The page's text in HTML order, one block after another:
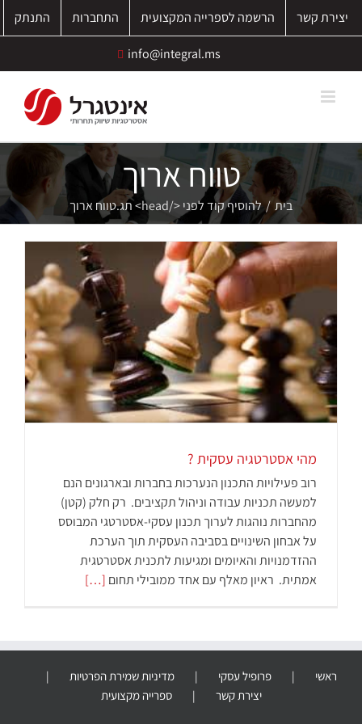
יצירת קשר הרשמה לספרייה המקצועית התחברות התנתק
info@integral.ms
טווח ארוך
בית / להוסיף קוד לפני </head> תג. טווח ארוך
מהי אסטרטגיה עסקית ?
רוב פעילויות התכנון הנערכות בחברות ובארגונים הנם
למעשה תכניות עבודה וניהול תקציבים. רק חלק (קטן)
מהחברות נוהגות לערוך תכנון עסקי-אסטרטגי המבוסס
על אבחון השינויים בסביבה העסקית תוך הערכת
ההזדמנויות והאיומים ומגיעות לתכנית אסטרטגית
אמתית. ראיון מאלף עם אחד ממובילי תחום […]
ראשי פרופיל עסקי
מדיניות שמירת הפרטיות
יצירת קשר
ספרייה מקצועית